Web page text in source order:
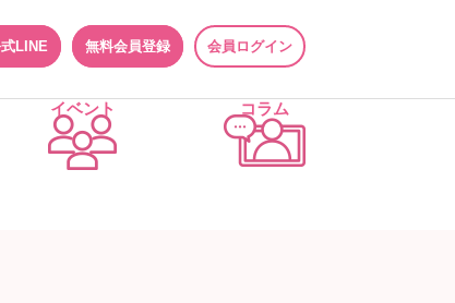
LINE 無料会員登録 会員ログイン
イベント コラム